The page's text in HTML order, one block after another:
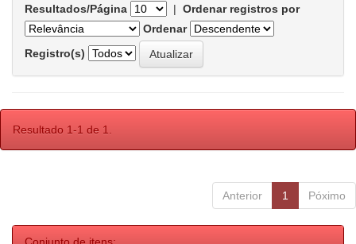
Resultados/Página | Ordenar registros por
Ordenar
Registro(s)
Resultado 1-1 de 1.
Anterior 1 Póximo